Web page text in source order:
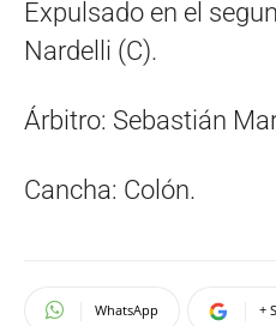
Expulsado en el
Nardelli (C).
Árbitro: Sebastián
Cancha: Colón.
WhatsApp +